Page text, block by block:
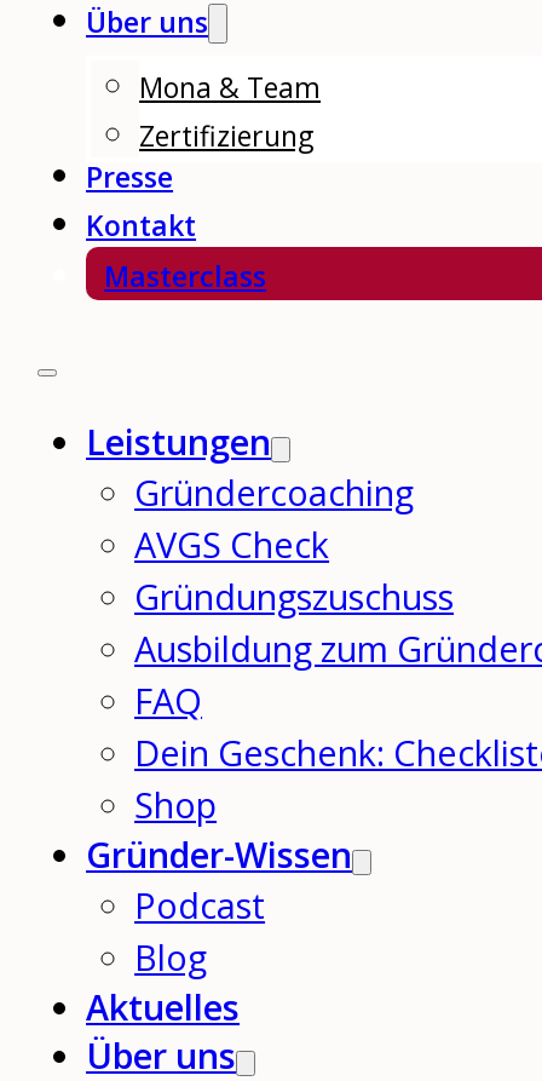
Über uns
Mona & Team
Zertifizierung
Presse
Kontakt
Masterclass
Leistungen
Gründercoaching
AVGS Check
Gründungszuschuss
Ausbildung zum
FAQ
Dein Geschenk:
Shop
Gründer-Wissen
Podcast
Blog
Aktuelles
Über uns